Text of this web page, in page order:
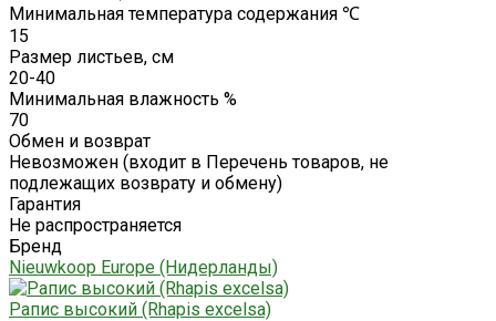
Минимальная температура содержания ℃
15
Размер листьев, см
20-40
Минимальная влажность %
70
Обмен и возврат
Невозможен (входит в Перечень товаров, не
подлежащих возврату и обмену)
Гарантия
Не распространяется
Бренд
Nieuwkoop Europe (Нидерланды)
Рапис высокий (Rhapis excelsa)